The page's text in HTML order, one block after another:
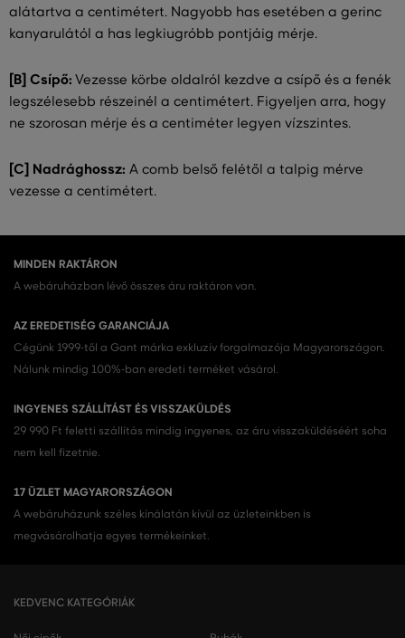
alátartva a centimétert. Nagyobb has esetében a gerinc
kanyarulától a has legkiugróbb pontjáig mérje.
[B] Csípő: Vezesse körbe oldalról kezdve a csípő és a fenék
legszélesebb részeinél a centimétert. Figyeljen arra, hogy
ne szorosan mérje és a centiméter legyen vízszintes.
[C] Nadrághossz: A comb belső felétől a talpig mérve
vezesse a centimétert.
MINDEN RAKTÁRON
A webáruházban lévő összes áru raktáron van.
AZ EREDETISÉG GARANCIÁJA
Cégünk 1999-től a Gant márka exkluzív forgalmazója Magyarországon.
Nálunk mindig 100%-ban eredeti terméket vásárol.
INGYENES SZÁLLÍTÁST ÉS VISSZAKÜLDÉS
29 990 Ft feletti szállítás mindig ingyenes, az áru visszaküldéséért soha
nem kell fizetnie.
17 ÜZLET MAGYARORSZÁGON
A webáruházunk széles kínálatán kívül az üzleteinkben is
megvásárolhatja egyes termékeinket.
KEDVENC KATEGÓRIÁK